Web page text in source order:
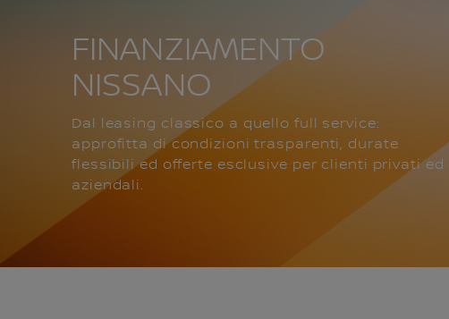
FINANZIAMENTO
NISSANO
Dal leasing classico a quello full service:
approfitta di condizioni trasparenti, durate
flessibili ed offerte esclusive per clienti privati ed
aziendali.